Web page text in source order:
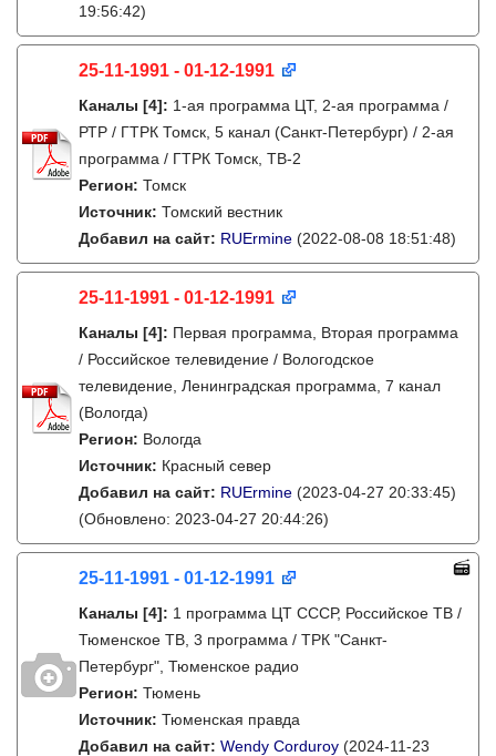
19:56:42)
25-11-1991 - 01-12-1991
Каналы [4]: 1-ая программа ЦТ, 2-ая программа /
РТР / ГТРК Томск, 5 канал (Санкт-Петербург) / 2-ая
программа / ГТРК Томск, ТВ-2
Регион: Томск
Источник: Томский вестник
Добавил на сайт: RUErmine (2022-08-08 18:51:48)
25-11-1991 - 01-12-1991
Каналы [4]: Первая программа, Вторая программа
/ Российское телевидение / Вологодское
телевидение, Ленинградская программа, 7 канал
(Вологда)
Регион: Вологда
Источник: Красный север
Добавил на сайт: RUErmine (2023-04-27 20:33:45)
(Обновлено: 2023-04-27 20:44:26)
25-11-1991 - 01-12-1991
Каналы [4]: 1 программа ЦТ СССР, Российское ТВ /
Тюменское ТВ, 3 программа / ТРК "Санкт-
Петербург", Тюменское радио
Регион: Тюмень
Источник: Тюменская правда
Добавил на сайт: Wendy Corduroy (2024-11-23